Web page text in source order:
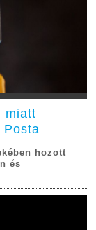
miatt
Posta
hozott
és